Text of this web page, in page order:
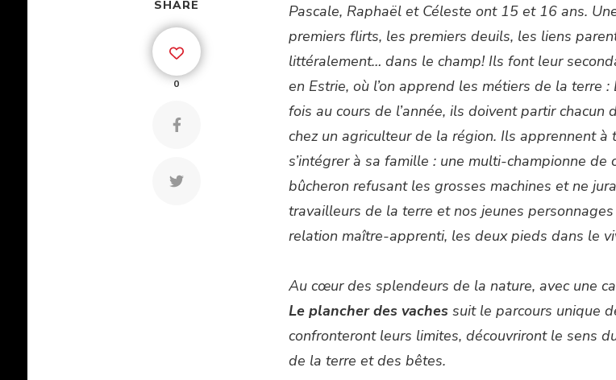
SHARE
0
Pascale, Raphaël et Céleste ont 15 et 16 ans.
premiers flirts, les premiers deuils, les liens
littéralement… dans le champ! Ils font leur
en Estrie, où l’on apprend les métiers de la terre
fois au cours de l’année, ils doivent partir
chez un agriculteur de la région. Ils apprennent
s’intégrer à sa famille : une multi-championne de
bûcheron refusant les grosses machines et ne
travailleurs de la terre et nos jeunes
relation maître-apprenti, les deux pieds dans le
Au cœur des splendeurs de la nature, avec une
Le plancher des vaches suit le parcours unique
confronteront leurs limites, découvriront le sens
de la terre et des bêtes.